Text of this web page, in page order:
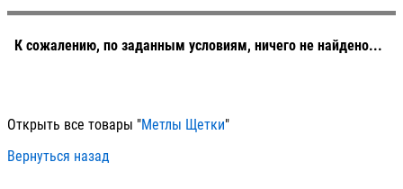
артикул
25
50
К сожалению, по заданным условиям, ничего не найдено...
Открыть все товары "Метлы Щетки"
Вернуться назад